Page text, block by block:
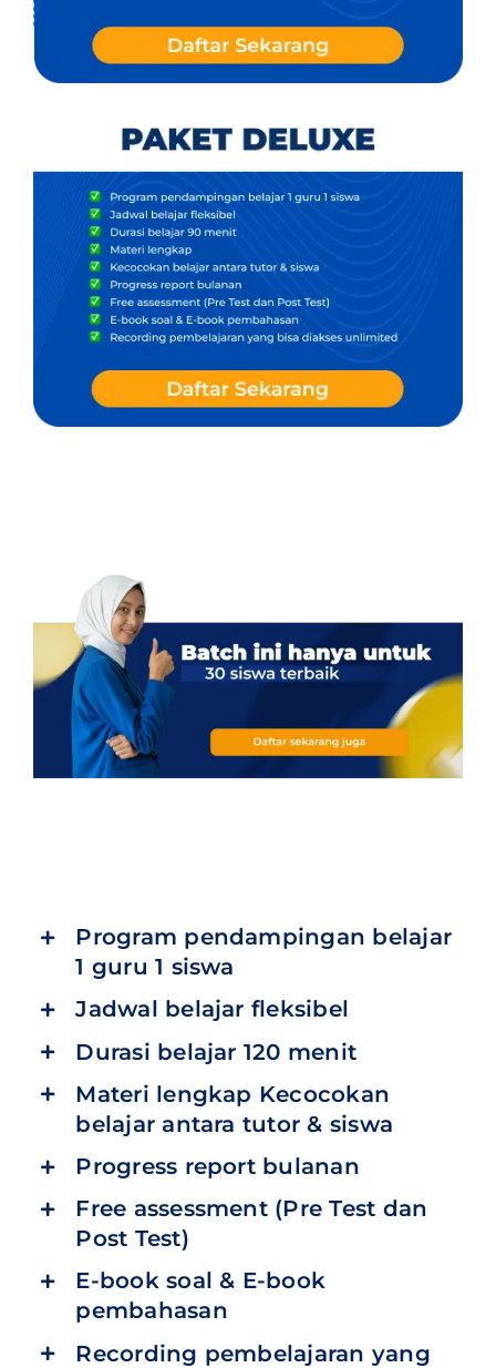
Program pendampingan belajar
1 guru 1 siswa
Jadwal belajar fleksibel
Durasi belajar 120 menit
Materi lengkap Kecocokan
belajar antara tutor & siswa
Progress report bulanan
Free assessment (Pre Test dan
Post Test)
E-book soal & E-book
pembahasan
Recording pembelajaran yang